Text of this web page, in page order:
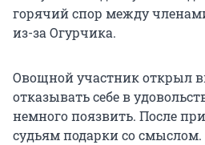
горячий спор между
из-за Огурчика.
Овощной участник открыл
отказывать себе в
немного поязвить. После
судьям подарки со